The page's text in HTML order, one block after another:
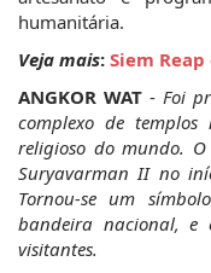
humanitária.
Veja mais: Siem
ANGKOR WAT - Foi
complexo de templos
religioso do mundo.
Suryavarman II no
Tornou-se um
bandeira nacional,
visitantes.